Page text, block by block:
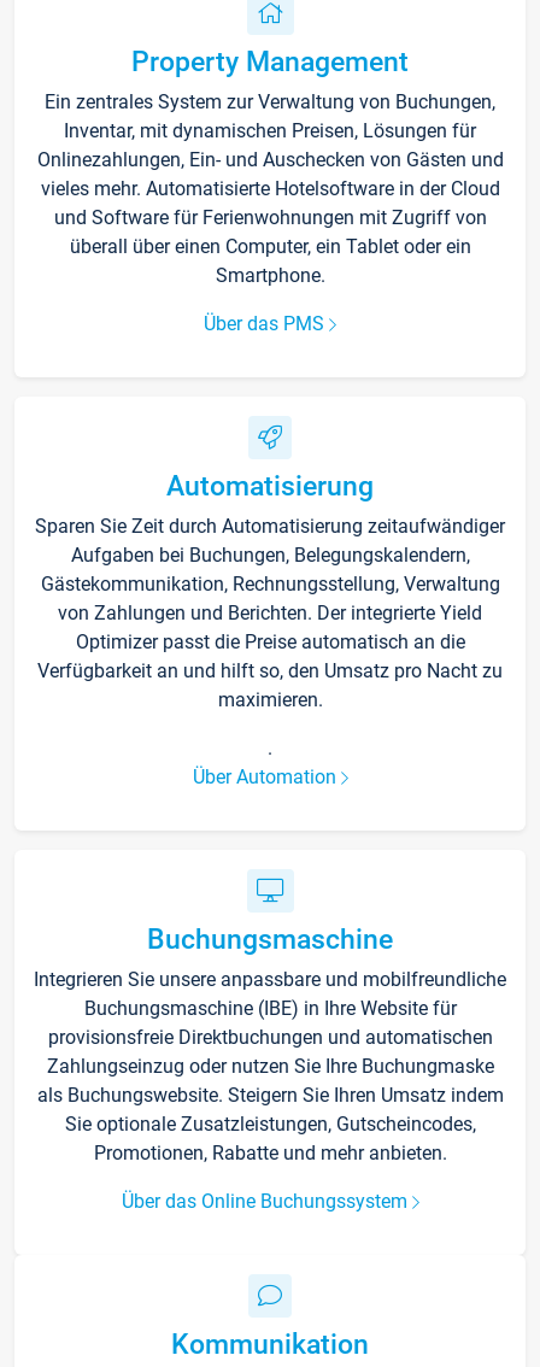
Property Management
Ein zentrales System zur Verwaltung von Buchungen,
Inventar, mit dynamischen Preisen, Lösungen für
Onlinezahlungen, Ein- und Auschecken von Gästen und
vieles mehr. Automatisierte Hotelsoftware in der Cloud
und Software für Ferienwohnungen mit Zugriff von
überall über einen Computer, ein Tablet oder ein
Smartphone.
Über das PMS
Automatisierung
Sparen Sie Zeit durch Automatisierung zeitaufwändiger
Aufgaben bei Buchungen, Belegungskalendern,
Gästekommunikation, Rechnungsstellung, Verwaltung
von Zahlungen und Berichten. Der integrierte Yield
Optimizer passt die Preise automatisch an die
Verfügbarkeit an und hilft so, den Umsatz pro Nacht zu
maximieren.
.
Über Automation
Buchungsmaschine
Integrieren Sie unsere anpassbare und mobilfreundliche
Buchungsmaschine (IBE) in Ihre Website für
provisionsfreie Direktbuchungen und automatischen
Zahlungseinzug oder nutzen Sie Ihre Buchungmaske
als Buchungswebsite. Steigern Sie Ihren Umsatz indem
Sie optionale Zusatzleistungen, Gutscheincodes,
Promotionen, Rabatte und mehr anbieten.
Über das Online Buchungssystem
Kommunikation